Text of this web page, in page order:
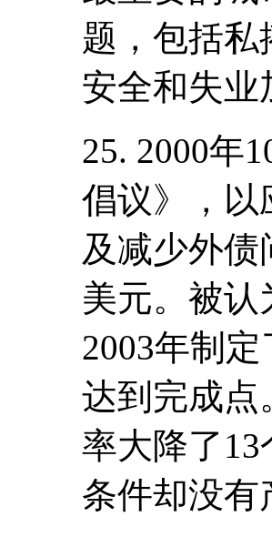
题，包括私
安全和失业
25. 2000年
倡议》，以
及减少外债
美元。被认
2003年制
达到完成点
率大降了
条件却没有